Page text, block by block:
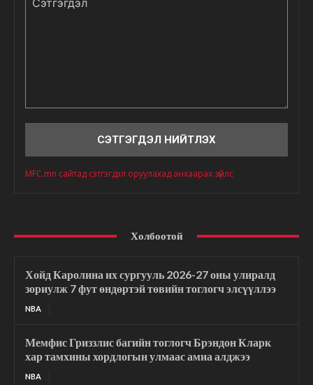
MFC.mn сайтад сэтгэгдэл оруулахад анхаарах зүйлс
Холбоотой
Хойд Каролина их сургууль 2026-27 оны улиралд
зориулж 7 фут өндөртэй төвийн тоглогч элсүүллээ
NBA
Мемфис Гриззлис багийн тоглогч Брэндон Кларк
хар тамхины хордлогын улмаас амиа алджээ
NBA